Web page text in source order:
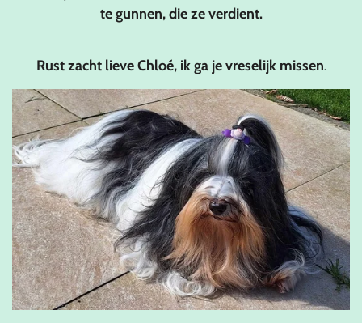
te gunnen, die ze verdient.
Rust zacht lieve Chloé, ik ga je vreselijk missen.